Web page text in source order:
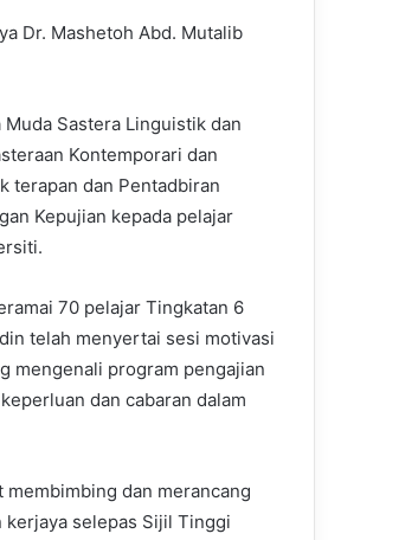
Dr. Mashetoh Abd. Mutalib
Sastera Linguistik dan
Kontemporari dan
terapan dan Pentadbiran
Kepujian kepada pelajar
70 pelajar Tingkatan 6
telah menyertai sesi motivasi
mengenali program pengajian
dan cabaran dalam
dan merancang
kerjaya selepas Sijil Tinggi